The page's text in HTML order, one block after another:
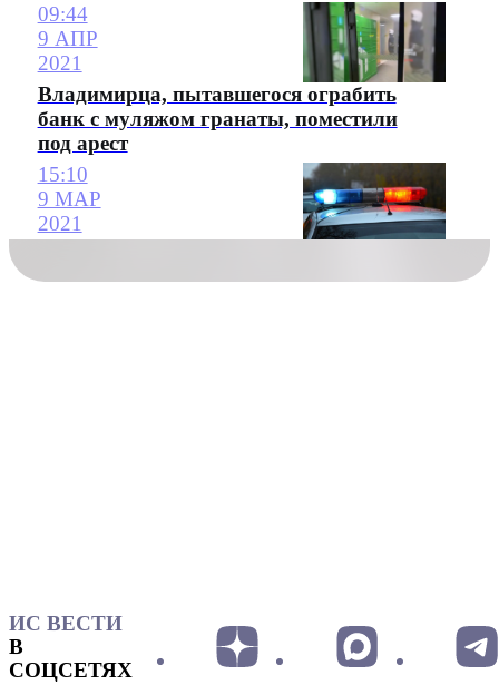
09:44
9 АПР
2021
Владимирца, пытавшегося ограбить
банк с муляжом гранаты, поместили
под арест
15:10
9 МАР
2021
ИС ВЕСТИ
В
СОЦСЕТЯХ